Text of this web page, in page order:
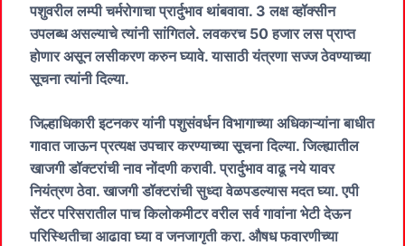
पशुवरील लम्पी चर्मरोगाचा प्रार्दुभाव थांबवावा. 3 लक्ष व्हॉक्सीन
उपलब्ध असल्याचे त्यांनी सांगितले. लवकरच 50 हजार लस प्राप्त
होणार असून लसीकरण करुन घ्यावे. यासाठी यंत्रणा सज्ज ठेवण्याच्या
सूचना त्यांनी दिल्या.
जिल्हाधिकारी इटनकर यांनी पशुसंवर्धन विभागाच्या अधिकाऱ्यांना बाधीत
गावात जाऊन प्रत्यक्ष उपचार करण्याच्या सूचना दिल्या. जिल्ह्यातील
खाजगी डॉक्टरांची नाव नोंदणी करावी. प्रार्दुभाव वाढू नये यावर
नियंत्रण ठेवा. खाजगी डॉक्टरांची सुध्दा वेळपडल्यास मदत घ्या. एपी
सेंटर परिसरातील पाच किलोकमीटर वरील सर्व गावांना भेटी देऊन
परिस्थितीचा आढावा घ्या व जनजागृती करा. औषध फवारणीच्या